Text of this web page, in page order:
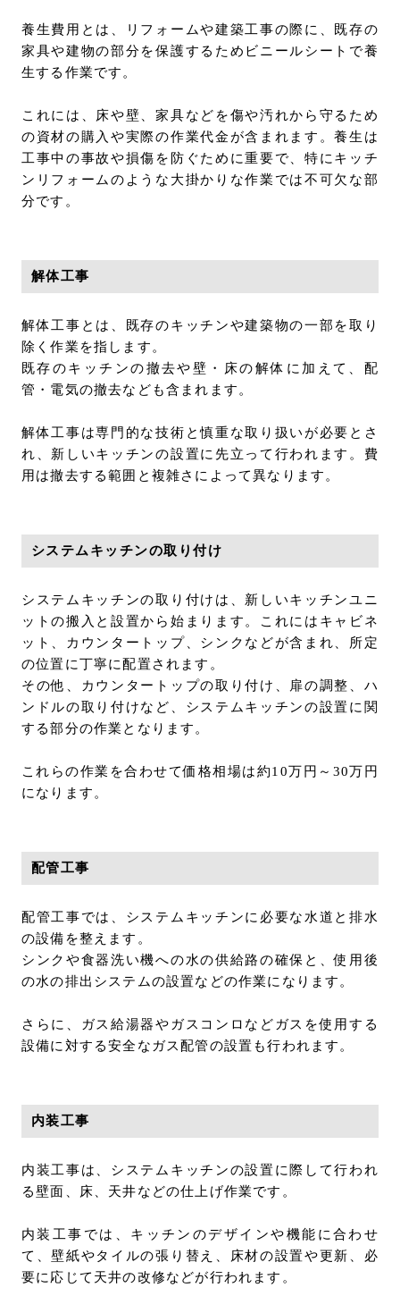
養生費用とは、リフォームや建築工事の際に、既存の
家具や建物の部分を保護するためビニールシートで養
生する作業です。
これには、床や壁、家具などを傷や汚れから守るため
の資材の購入や実際の作業代金が含まれます。養生は
工事中の事故や損傷を防ぐために重要で、特にキッチ
ンリフォームのような大掛かりな作業では不可欠な部
分です。
解体工事
解体工事とは、既存のキッチンや建築物の一部を取り
除く作業を指します。
既存のキッチンの撤去や壁・床の解体に加えて、配
管・電気の撤去なども含まれます。
解体工事は専門的な技術と慎重な取り扱いが必要とさ
れ、新しいキッチンの設置に先立って行われます。費
用は撤去する範囲と複雑さによって異なります。
システムキッチンの取り付け
システムキッチンの取り付けは、新しいキッチンユニ
ットの搬入と設置から始まります。これにはキャビネ
ット、カウンタートップ、シンクなどが含まれ、所定
の位置に丁寧に配置されます。
その他、カウンタートップの取り付け、扉の調整、ハ
ンドルの取り付けなど、システムキッチンの設置に関
する部分の作業となります。
これらの作業を合わせて価格相場は約10万円～30万円
になります。
配管工事
配管工事では、システムキッチンに必要な水道と排水
の設備を整えます。
シンクや食器洗い機への水の供給路の確保と、使用後
の水の排出システムの設置などの作業になります。
さらに、ガス給湯器やガスコンロなどガスを使用する
設備に対する安全なガス配管の設置も行われます。
内装工事
内装工事は、システムキッチンの設置に際して行われ
る壁面、床、天井などの仕上げ作業です。
内装工事では、キッチンのデザインや機能に合わせ
て、壁紙やタイルの張り替え、床材の設置や更新、必
要に応じて天井の改修などが行われます。